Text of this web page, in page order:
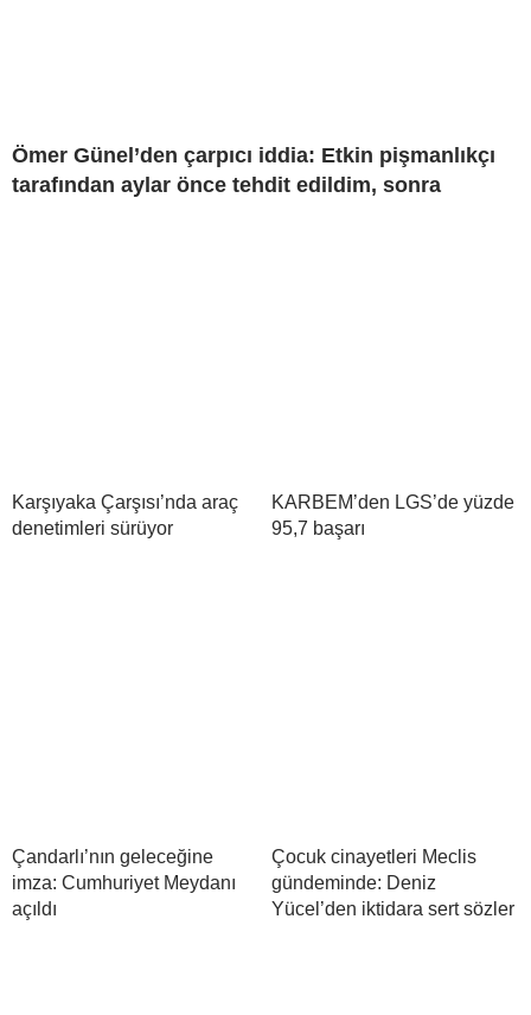
Ömer Günel’den çarpıcı iddia: Etkin pişmanlıkçı
tarafından aylar önce tehdit edildim, sonra
Karşıyaka Çarşısı’nda araç
denetimleri sürüyor
KARBEM’den LGS’de yüzde
95,7 başarı
Çandarlı’nın geleceğine
imza: Cumhuriyet Meydanı
açıldı
Çocuk cinayetleri Meclis
gündeminde: Deniz
Yücel’den iktidara sert sözler